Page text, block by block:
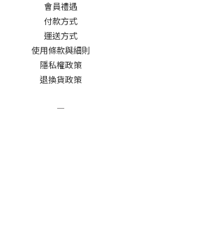
會員禮遇
付款方式
運送方式
使用條款與細則
隱私權政策
退換貨政策
－